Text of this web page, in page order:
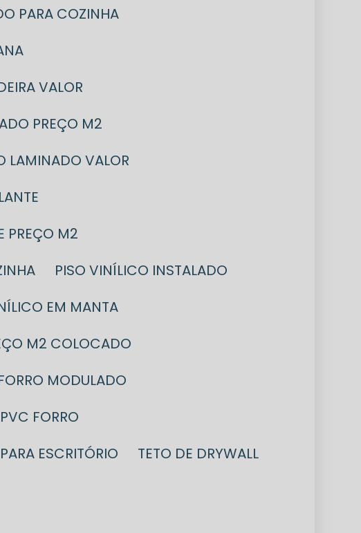
PARA COZINHA
VALOR
PREÇO M2
LAMINADO VALOR
PREÇO M2
PISO VINÍLICO INSTALADO
EM MANTA
M2 COLOCADO
FORRO MODULADO
PVC FORRO
ESCRITÓRIO
TETO DE DRYWALL